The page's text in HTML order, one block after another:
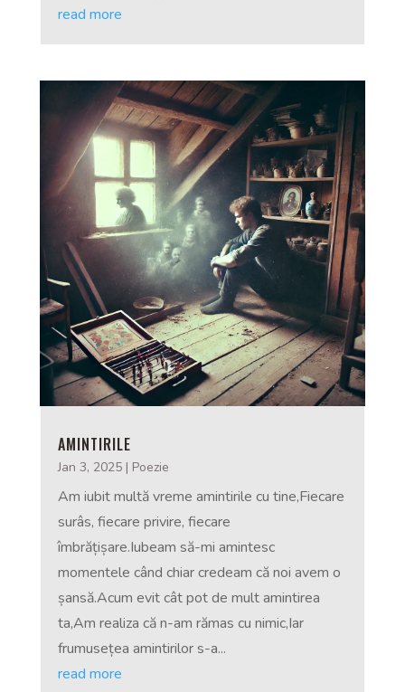
read more
AMINTIRILE
Jan 3, 2025| Poezie
Am iubit multă vreme amintirile cu tine,Fiecare
surâs, fiecare privire, fiecare
îmbrățișare.Iubeam să-mi amintesc
momentele când chiar credeam că noi avem o
șansă.Acum evit cât pot de mult amintirea
ta,Am realiza că n-am rămas cu nimic,Iar
frumusețea amintirilor s-a...
read more